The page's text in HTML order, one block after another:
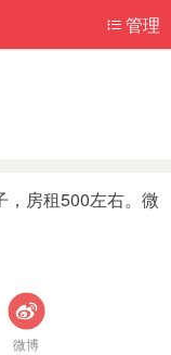
管理
，房租500左右。微
微博